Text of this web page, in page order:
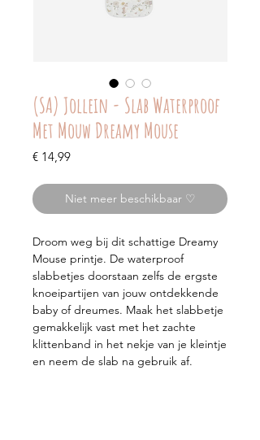
(SA) Jollein - Slab Waterproof
Met Mouw Dreamy Mouse
€ 14,99Prijs
Niet meer beschikbaar ♡
Droom weg bij dit schattige Dreamy
Mouse printje. De waterproof
slabbetjes doorstaan zelfs de ergste
knoeipartijen van jouw ontdekkende
baby of dreumes. Maak het slabbetje
gemakkelijk vast met het zachte
klittenband in het nekje van je kleintje
en neem de slab na gebruik af.